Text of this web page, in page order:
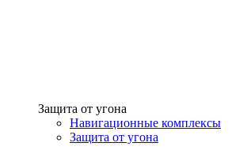
Защита от угона
Навигационные комплексы
Защита от угона